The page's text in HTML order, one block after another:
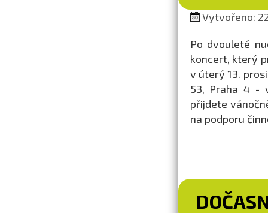
Vytvořeno:
Po dvouleté
koncert, který
v úterý 13.
53, Praha 4 -
přijdete
na podporu